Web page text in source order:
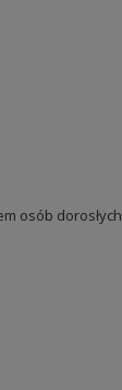
osób dorosłych